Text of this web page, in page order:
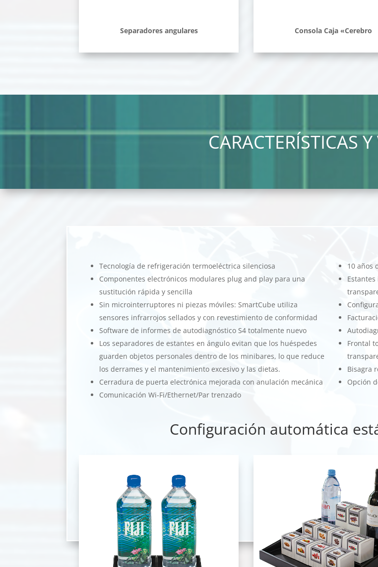
Separadores angulares Consola Caja «Cerebro
CARACTERÍSTICAS
Tecnología de refrigeración termoeléctrica silenciosa
Componentes electrónicos modulares plug and play para una
sustitución rápida y sencilla
Sin microinterruptores ni piezas móviles: SmartCube utiliza
sensores infrarrojos sellados y con revestimiento de conformidad
Software de informes de autodiagnóstico S4 totalmente nuevo
Los separadores de estantes en ángulo evitan que los huéspedes
guarden objetos personales dentro de los minibares, lo que reduce
los derrames y el mantenimiento excesivo y las dietas.
Cerradura de puerta electrónica mejorada con anulación mecánica
Comunicación Wi-Fi/Ethernet/Par trenzado
10 años
Frontal
Bisagra
Opción
Configuración automática